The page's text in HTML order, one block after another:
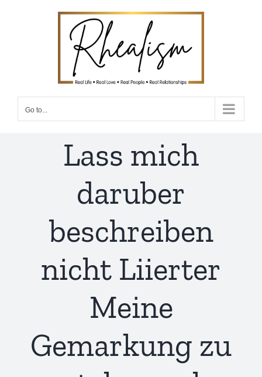
Go to...
Lass mich
daruber
beschreiben
nicht Liierter
Meine
Gemarkung zu